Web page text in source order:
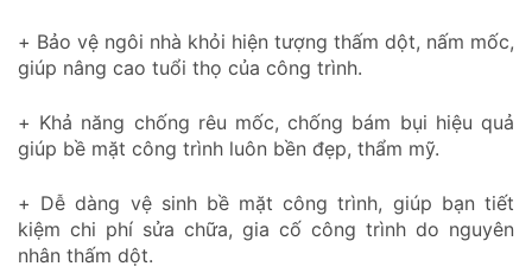
+ Bảo vệ ngôi nhà khỏi hiện tượng thấm dột, nấm mốc,
giúp nâng cao tuổi thọ của công trình.
+ Khả năng chống rêu mốc, chống bám bụi hiệu quả
giúp bề mặt công trình luôn bền đẹp, thẩm mỹ.
+ Dễ dàng vệ sinh bề mặt công trình, giúp bạn tiết
kiệm chi phí sửa chữa, gia cố công trình do nguyên
nhân thấm dột.